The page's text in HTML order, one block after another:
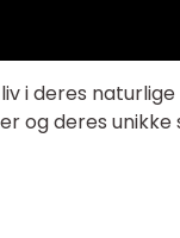
i deres
og deres unikke